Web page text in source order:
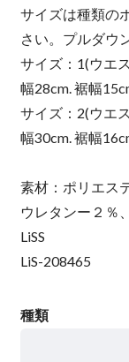
サイズは種類の
さい。プルダウ
サイズ：1(ウエ
幅28cm. 裾幅
サイズ：2(ウエ
幅30cm. 裾幅
素材：ポリエス
ウレタンー２％、
LiSS
LiS-208465
種類